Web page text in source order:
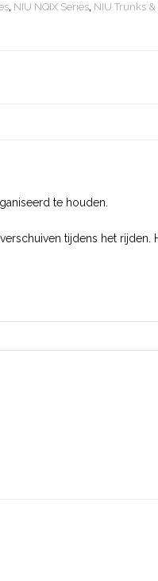
, NIU NQIX Series, NIU Trunks &
te houden.
tijdens het rijden.